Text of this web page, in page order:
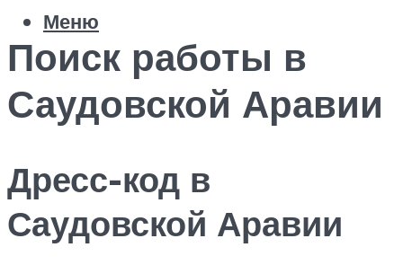
Меню
Поиск работы в
Саудовской Аравии
Дресс-код в
Саудовской Аравии